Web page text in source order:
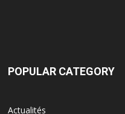
POPULAR CATEGORY
Actualités